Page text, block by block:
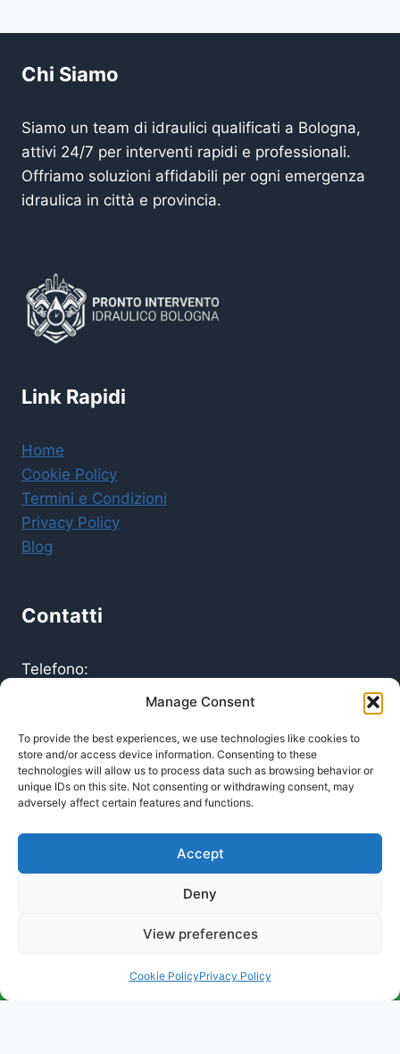
Manage Consent
To provide the best experiences, we use technologies like cookies to
store and/or access device information. Consenting to these
technologies will allow us to process data such as browsing behavior or
unique IDs on this site. Not consenting or withdrawing consent, may
adversely affect certain features and functions.
Accept
Deny
View preferences
Cookie PolicyPrivacy Policy
Chi Siamo
Siamo un team di idraulici qualificati a Bologna,
attivi 24/7 per interventi rapidi e professionali.
Offriamo soluzioni affidabili per ogni emergenza
idraulica in città e provincia.
CHIAMA: 0514086466
Link Rapidi
Home
Cookie Policy
Termini e Condizioni
Privacy Policy
Blog
Contatti
Telefono:
info@pronto-intervento24.it
Disponibilita
24/7 - Sempre operativi
ZEUSTECH24 SOCIETÀ A RESPONSABILITÀ
Reserved | P.IVA